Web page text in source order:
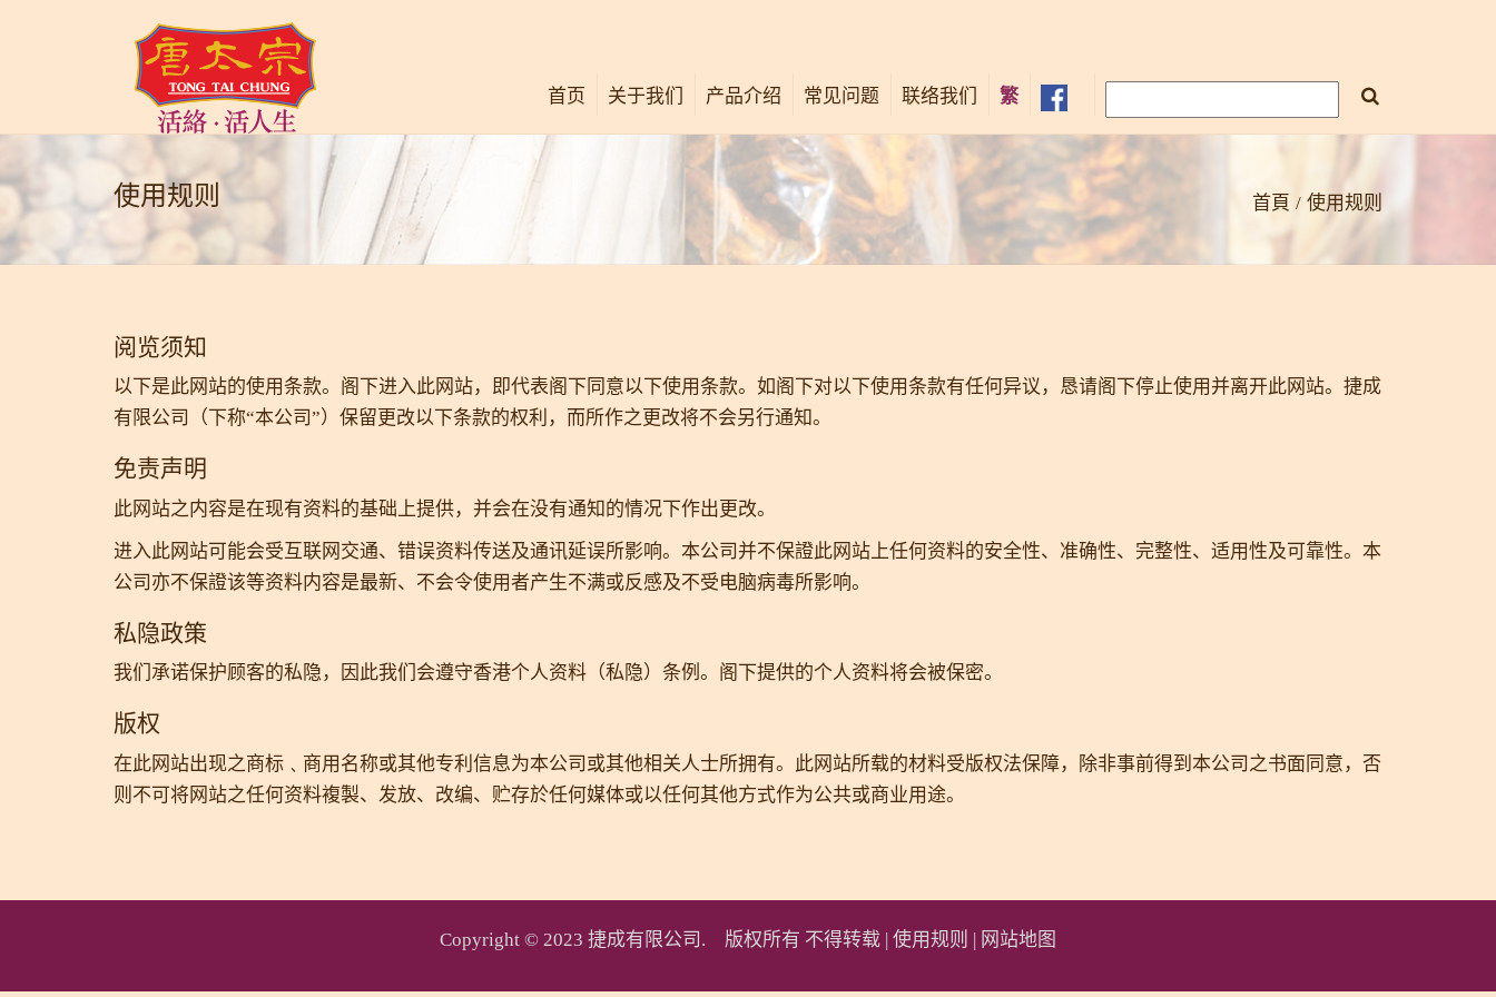
首页 关于我们 产品介绍
唐太宗活络油
唐太宗膏
舒痛按压法
常见问题 联络我们 繁
使用规则 首頁 使用规则
阅览须知
以下是此网站的使用条款。阁下进入此网站，即代表阁下同意以下使用条款。如阁下对以下使用条款有任何异议，恳请阁下停止使用并离开此网站。捷成
有限公司（下称“本公司”）保留更改以下条款的权利，而所作之更改将不会另行通知。
免责声明
此网站之内容是在现有资料的基础上提供，并会在没有通知的情况下作出更改。
进入此网站可能会受互联网交通、错误资料传送及通讯延误所影响。本公司并不保證此网站上任何资料的安全性、准确性、完整性、适用性及可靠性。本
公司亦不保證该等资料内容是最新、不会令使用者产生不满或反感及不受电脑病毒所影响。
私隐政策
我们承诺保护顾客的私隐，因此我们会遵守香港个人资料（私隐）条例。阁下提供的个人资料将会被保密。
版权
在此网站出现之商标﹑商用名称或其他专利信息为本公司或其他相关人士所拥有。此网站所载的材料受版权法保障，除非事前得到本公司之书面同意，否
则不可将网站之任何资料複製、发放、改编、贮存於任何媒体或以任何其他方式作为公共或商业用途。
Copyright © 2023 捷成有限公司. 版权所有 不得转载 | 使用规则 | 网站地图